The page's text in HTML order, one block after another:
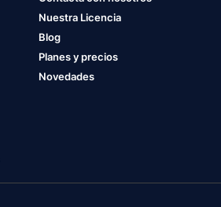
Nuestra Licencia
Blog
Planes y precios
Novedades